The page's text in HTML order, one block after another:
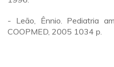
- Leão, Ênnio. Pediatria
COOPMED, 2005 1034 p.